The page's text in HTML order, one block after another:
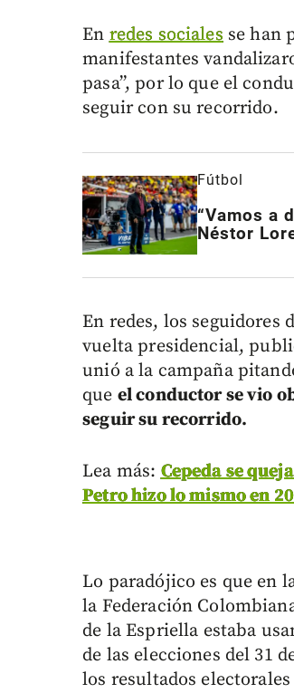
Enredes socialesse han
manifestantes
pasa”, por lo que el
seguir con su recorrido.
Fútbol
“Vamos a
Néstor
En redes, los seguidores
vuelta presidencial,
unió a la campaña
que el conductor se vio
seguir su recorrido.
Lea más:Cepeda se
Petro hizo lo mismo en
Lo paradójico es que en
la Federación
de la Espriella estaba
de las elecciones del 31
los resultados